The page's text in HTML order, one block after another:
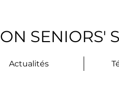
ON SENIORS'
Actualités